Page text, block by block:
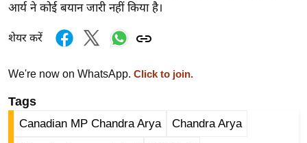
त्य
ग
टो
व
आर्य ने कोई बयान जारी नहीं किया है।
शेयर करें
We're now on WhatsApp. Click to join.
Tags
Canadian MP Chandra Arya Chandra Arya